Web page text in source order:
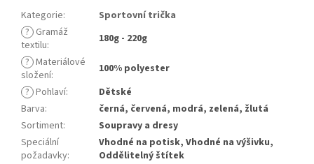
Kategorie:
Sportovní trička
? Gramáž
textilu:
180g - 220g
? Materiálové
složení:
100% polyester
? Pohlaví:
Dětské
Barva:
černá, červená, modrá, zelená, žlutá
Sortiment:
Soupravy a dresy
Speciální
požadavky:
Vhodné na potisk, Vhodné na výšivku,
Oddělitelný štítek